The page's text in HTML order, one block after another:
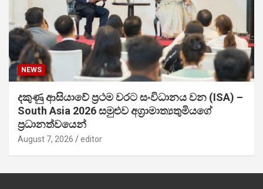
NEWS
දකුණු ආසියාවේ ප්‍රථම වරට සංවිධානය වන (ISA) –
South Asia 2026 සමුළුව අග්‍රාමාත්‍යතුමියගේ
ප්‍රධානත්වයෙන්
August 7, 2026 editor